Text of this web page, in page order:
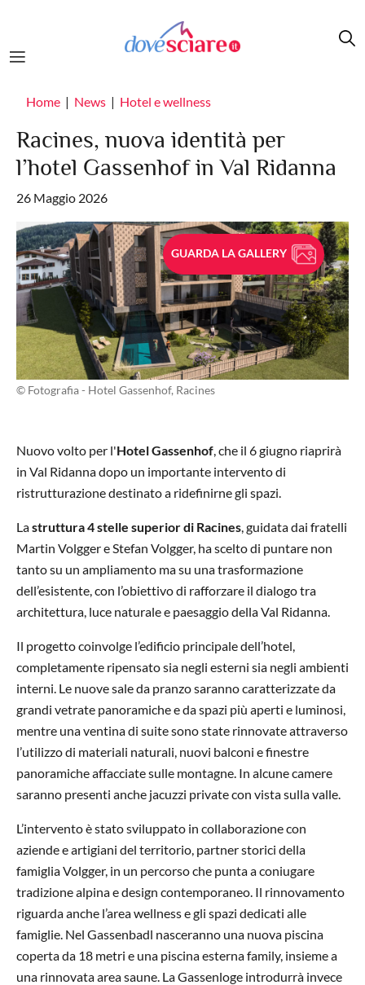
Home News Hotel e wellness
Racines, nuova identità per
l’hotel Gassenhof in Val Ridanna
26 Maggio 2026
GUARDA LA GALLERY
© Fotografia - Hotel Gassenhof, Racines
Nuovo volto per l'Hotel Gassenhof , che il 6 giugno riaprirà
in Val Ridanna dopo un importante intervento di
ristrutturazione destinato a ridefinirne gli spazi.
Lastruttura 4 stelle superior di Racines , guidata dai fratelli
Martin Volgger e Stefan Volgger, ha scelto di puntare non
tanto su un ampliamento ma su una trasformazione
dell’esistente, con l’obiettivo di rafforzare il dialogo tra
architettura, luce naturale e paesaggio della Val Ridanna.
Il progetto coinvolge l’edificio principale dell’hotel,
completamente ripensato sia negli esterni sia negli ambienti
interni. Le nuove sale da pranzo saranno caratterizzate da
grandi vetrate panoramiche e da spazi più aperti e luminosi,
mentre una ventina di suite sono state rinnovate attraverso
l’utilizzo di materiali naturali, nuovi balconi e finestre
panoramiche affacciate sulle montagne. In alcune camere
saranno presenti anche jacuzzi private con vista sulla valle.
L’intervento è stato sviluppato in collaborazione con
aziende e artigiani del territorio, partner storici della
famiglia Volgger, in un percorso che punta a coniugare
tradizione alpina e design contemporaneo. Il rinnovamento
riguarda anche l’area wellness e gli spazi dedicati alle
famiglie. Nel Gassenbadl nasceranno una nuova piscina
coperta da 18 metri e una piscina esterna family, insieme a
una rinnovata area saune. La Gassenloge introdurrà invece